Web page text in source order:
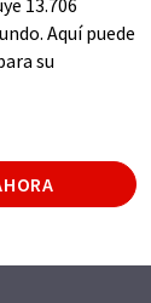
Aquí puede
su